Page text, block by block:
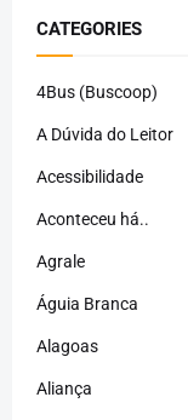
CATEGORIES
4Bus (Buscoop)
A Dúvida do Leitor
Acessibilidade
Aconteceu há..
Agrale
Águia Branca
Alagoas
Aliança